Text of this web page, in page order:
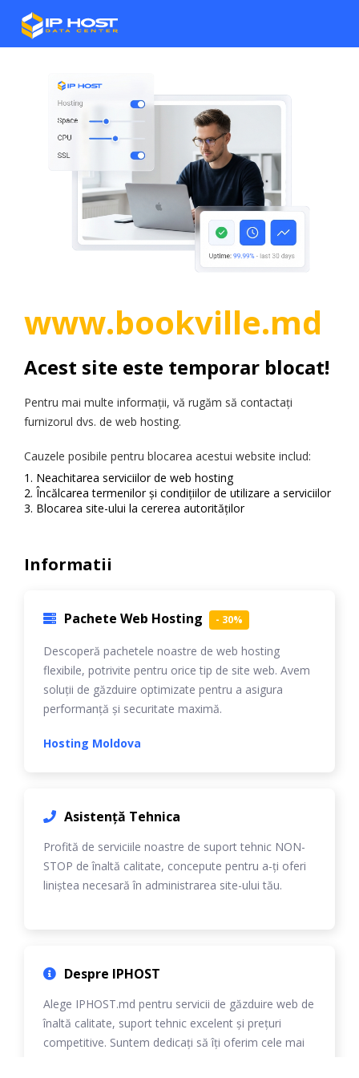
www.bookville.md
Acest site este temporar blocat!
Pentru mai multe informații, vă rugăm să contactați
furnizorul dvs. de web hosting.
Cauzele posibile pentru blocarea acestui website includ:
Neachitarea serviciilor de web hosting
Încălcarea termenilor și condițiilor de utilizare a serviciilor
Blocarea site-ului la cererea autorităților
Informatii
Pachete Web Hosting - 30%
Descoperă pachetele noastre de web hosting
flexibile, potrivite pentru orice tip de site web. Avem
soluții de găzduire optimizate pentru a asigura
performanță și securitate maximă.
Hosting Moldova
Asistență Tehnica
Profită de serviciile noastre de suport tehnic NON-
STOP de înaltă calitate, concepute pentru a-ți oferi
liniștea necesară în administrarea site-ului tău.
Despre IPHOST
Alege IPHOST.md pentru servicii de găzduire web de
înaltă calitate, suport tehnic excelent și prețuri
competitive. Suntem dedicați să îți oferim cele mai